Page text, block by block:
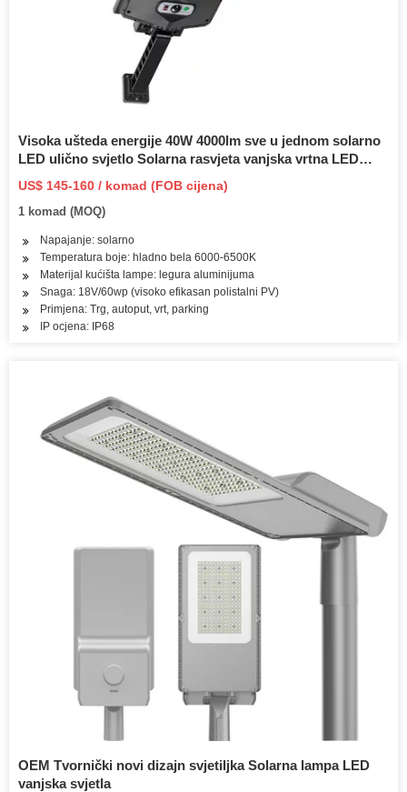
Visoka ušteda energije 40W 4000lm sve u jednom solarno
LED ulično svjetlo Solarna rasvjeta vanjska vrtna LED
solarna lampa
US$ 145-160 / komad (FOB cijena)
1 komad (MOQ)
Napajanje: solarno
Temperatura boje: hladno bela 6000-6500K
Materijal kućišta lampe: legura aluminijuma
Snaga: 18V/60wp (visoko efikasan polistalni PV)
Primjena: Trg, autoput, vrt, parking
IP ocjena: IP68
OEM Tvornički novi dizajn svjetiljka Solarna lampa LED
vanjska svjetla